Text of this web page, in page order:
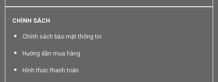
CHÍNH SÁCH
Chính sách bảo mật thông tin
Hướng dẫn mua hàng
Hình thức thanh toán